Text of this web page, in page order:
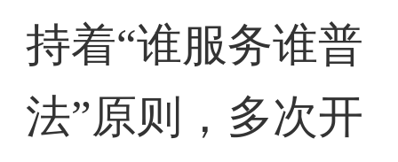
持着“谁服务谁普
法”原则，多次开